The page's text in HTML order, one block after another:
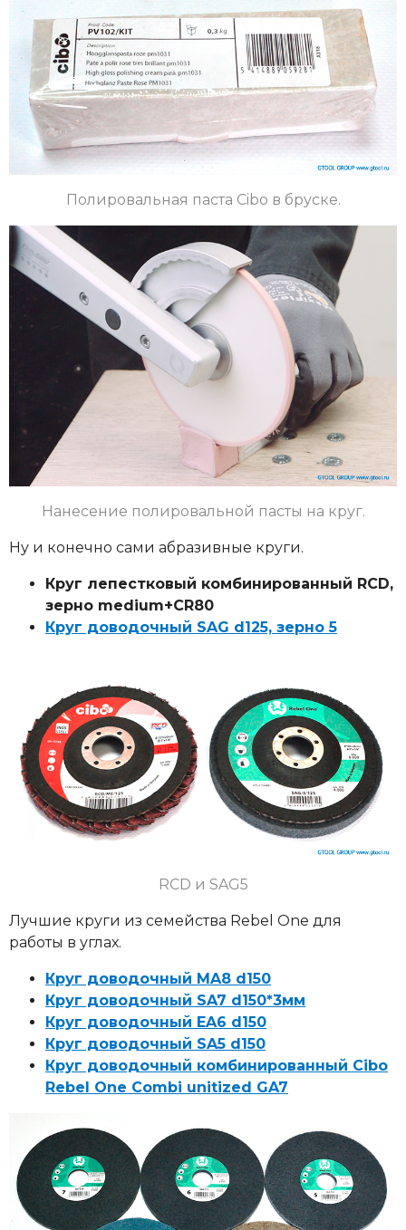
Полировальная паста Cibo в бруске.
Нанесение полировальной пасты на круг.
Ну и конечно сами абразивные круги.
Круг лепестковый комбинированный RCD,
зерно medium+CR80
Круг доводочный SAG d125, зерно 5
RCD и SAG5
Лучшие круги из семейства Rebel One для
работы в углах.
Круг доводочный MA8 d150
Круг доводочный SA7 d150*3мм
Круг доводочный EA6 d150
Круг доводочный SA5 d150
Круг доводочный комбинированный Cibo
Rebel One Combi unitized GA7